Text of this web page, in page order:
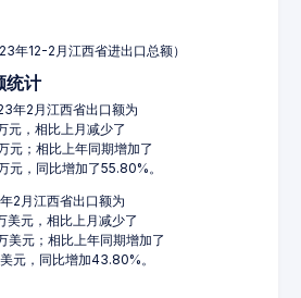
年12-2月江西省进出口总额）
统计
年2月江西省出口额为
，相比上月减少了
元；相比上年同期增加了
，同比增加了55.80%。
2月江西省出口额为
元，相比上月减少了
元；相比上年同期增加了
元，同比增加43.80%。